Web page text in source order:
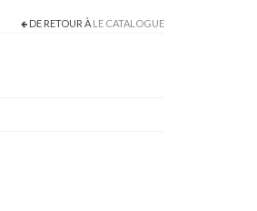
DE RETOUR À LE CATALOGUE